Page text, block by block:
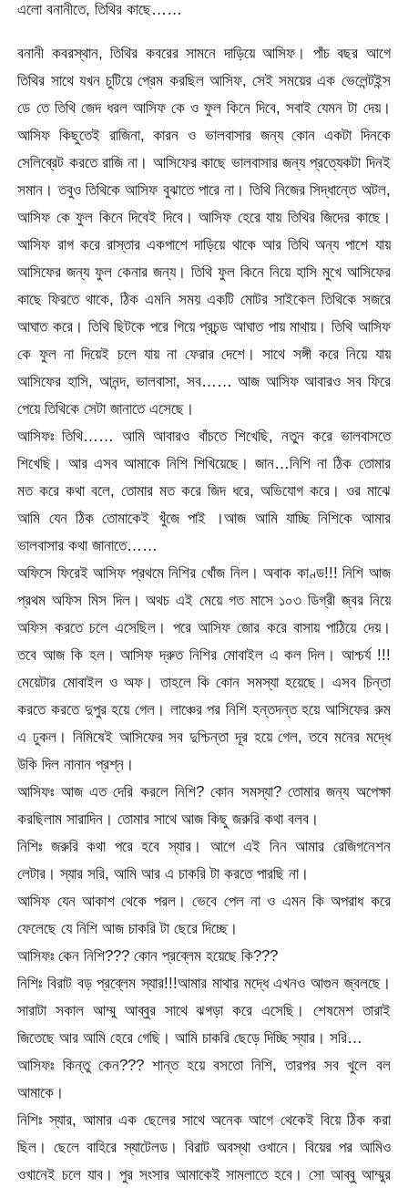
এলো বনানীতে, তিথির কাছে……
বনানী কবরস্থান, তিথির কবরের সামনে দাড়িয়ে আসিফ। পাঁচ বছর আগে
তিথির সাথে যখন চুটিয়ে প্রেম করছিল আসিফ, সেই সময়ের এক ভেলেন্টইন্স
ডে তে তিথি জেদ ধরল আসিফ কে ও ফুল কিনে দিবে, সবাই যেমন টা দেয়।
আসিফ কিছুতেই রাজিনা, কারন ও ভালবাসার জন্য কোন একটা দিনকে
সেলিব্রেট করতে রাজি না। আসিফের কাছে ভালবাসার জন্য প্রত্যেকটা দিনই
সমান। তবুও তিথিকে আসিফ বুঝাতে পারে না। তিথি নিজের সিদ্ধান্তে অটল,
আসিফ কে ফুল কিনে দিবেই দিবে। আসিফ হেরে যায় তিথির জিদের কাছে।
আসিফ রাগ করে রাস্তার একপাশে দাড়িয়ে থাকে আর তিথি অন্য পাশে যায়
আসিফের জন্য ফুল কেনার জন্য। তিথি ফুল কিনে নিয়ে হাসি মুখে আসিফের
কাছে ফিরতে থাকে, ঠিক এমনি সময় একটি মোটর সাইকেল তিথিকে সজরে
আঘাত করে। তিথি ছিটকে পরে গিয়ে প্রচন্ড আঘাত পায় মাথায়। তিথি আসিফ
কে ফুল না দিয়েই চলে যায় না ফেরার দেশে। সাথে সঙ্গী করে নিয়ে যায়
আসিফের হাসি, আনন্দ, ভালবাসা, সব…… আজ আসিফ আবারও সব ফিরে
পেয়ে তিথিকে সেটা জানাতে এসেছে।
আসিফঃ তিথি…… আমি আবারও বাঁচতে শিখেছি, নতুন করে ভালবাসতে
শিখেছি। আর এসব আমাকে নিশি শিখিয়েছে। জান…নিশি না ঠিক তোমার
মত করে কথা বলে, তোমার মত করে জিদ ধরে, অভিযোগ করে। ওর মাঝে
আমি যেন ঠিক তোমাকেই খুঁজে পাই ।আজ আমি যাচ্ছি নিশিকে আমার
ভালবাসার কথা জানাতে……
অফিসে ফিরেই আসিফ প্রথমে নিশির খোঁজ নিল। অবাক কাণ্ড!!! নিশি আজ
প্রথম অফিস মিস দিল। অথচ এই মেয়ে গত মাসে ১০৩ ডিগ্রী জ্বর নিয়ে
অফিস করতে চলে এসেছিল। পরে আসিফ জোর করে বাসায় পাঠিয়ে দেয়।
তবে আজ কি হল। আসিফ দ্রুত নিশির মোবাইল এ কল দিল। আশ্চর্য !!!
মেয়েটার মোবাইল ও অফ। তাহলে কি কোন সমস্যা হয়েছে। এসব চিন্তা
করতে করতে দুপুর হয়ে গেল। লাঞ্চের পর নিশি হন্তদন্ত হয়ে আসিফের রুম
এ ঢুকল। নিমিষেই আসিফের সব দুশ্চিন্তা দূর হয়ে গেল, তবে মনের মদ্ধে
উকি দিল নানান প্রশ্ন।
আসিফঃ আজ এত দেরি করলে নিশি? কোন সমস্যা? তোমার জন্য অপেক্ষা
করছিলাম সারাদিন। তোমার সাথে আজ কিছু জরুরি কথা বলব।
নিশিঃ জরুরি কথা পরে হবে স্যার। আগে এই নিন আমার রেজিগনেশন
লেটার। স্যার সরি, আমি আর এ চাকরি টা করতে পারছি না।
আসিফ যেন আকাশ থেকে পরল। ভেবে পেল না ও এমন কি অপরাধ করে
ফেলেছে যে নিশি আজ চাকরি টা ছেরে দিচ্ছে।
আসিফঃ কেন নিশি??? কোন প্রব্লেম হয়েছে কি???
নিশিঃ বিরাট বড় প্রব্লেম স্যার!!!আমার মাথার মদ্ধে এখনও আগুন জ্বলছে।
সারাটা সকাল আম্মু আব্বুর সাথে ঝগড়া করে এসেছি। শেষমেশ তারাই
জিতেছে আর আমি হেরে গেছি। আমি চাকরি ছেড়ে দিচ্ছি স্যার। সরি…
আসিফঃ কিন্তু কেন??? শান্ত হয়ে বসতো নিশি, তারপর সব খুলে বল
আমাকে।
নিশিঃ স্যার, আমার এক ছেলের সাথে অনেক আগে থেকেই বিয়ে ঠিক করা
ছিল। ছেলে বাহিরে স্যাটেলড। বিরাট অবস্থা ওখানে। বিয়ের পর আমিও
ওখানেই চলে যাব। পুর সংসার আমাকেই সামলাতে হবে। সো আব্বু আম্মুর